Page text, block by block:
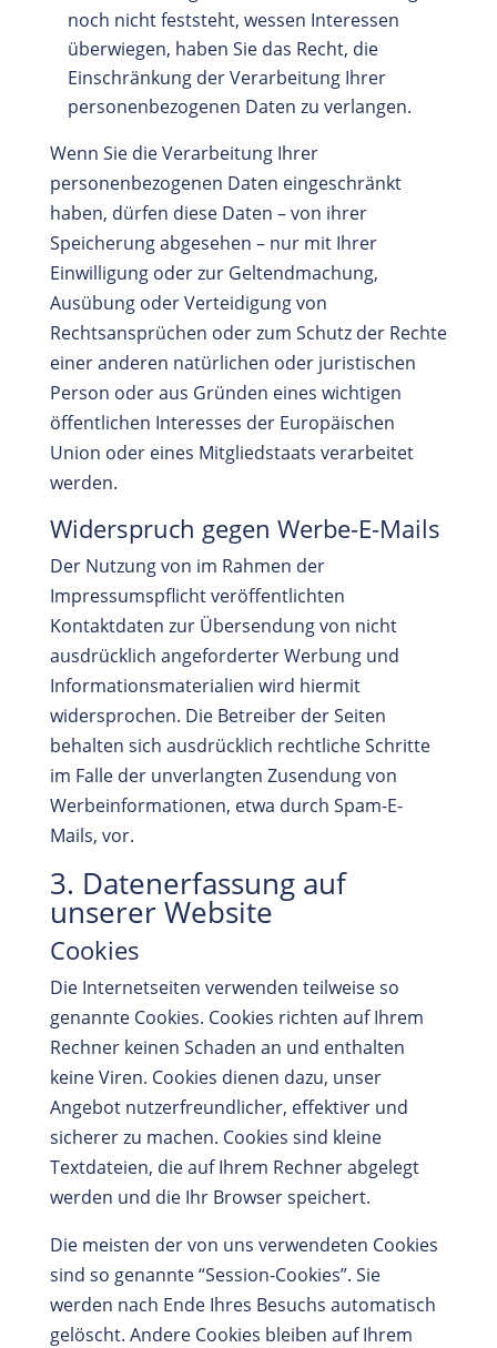
noch nicht feststeht, wessen Interessen
überwiegen, haben Sie das Recht, die
Einschränkung der Verarbeitung Ihrer
personenbezogenen Daten zu verlangen.
Wenn Sie die Verarbeitung Ihrer
personenbezogenen Daten eingeschränkt
haben, dürfen diese Daten – von ihrer
Speicherung abgesehen – nur mit Ihrer
Einwilligung oder zur Geltendmachung,
Ausübung oder Verteidigung von
Rechtsansprüchen oder zum Schutz der Rechte
einer anderen natürlichen oder juristischen
Person oder aus Gründen eines wichtigen
öffentlichen Interesses der Europäischen
Union oder eines Mitgliedstaats verarbeitet
werden.
Widerspruch gegen Werbe-E-Mails
Der Nutzung von im Rahmen der
Impressumspflicht veröffentlichten
Kontaktdaten zur Übersendung von nicht
ausdrücklich angeforderter Werbung und
Informationsmaterialien wird hiermit
widersprochen. Die Betreiber der Seiten
behalten sich ausdrücklich rechtliche Schritte
im Falle der unverlangten Zusendung von
Werbeinformationen, etwa durch Spam-E-
Mails, vor.
3. Datenerfassung auf
unserer Website
Cookies
Die Internetseiten verwenden teilweise so
genannte Cookies. Cookies richten auf Ihrem
Rechner keinen Schaden an und enthalten
keine Viren. Cookies dienen dazu, unser
Angebot nutzerfreundlicher, effektiver und
sicherer zu machen. Cookies sind kleine
Textdateien, die auf Ihrem Rechner abgelegt
werden und die Ihr Browser speichert.
Die meisten der von uns verwendeten Cookies
sind so genannte “Session-Cookies”. Sie
werden nach Ende Ihres Besuchs automatisch
gelöscht. Andere Cookies bleiben auf Ihrem